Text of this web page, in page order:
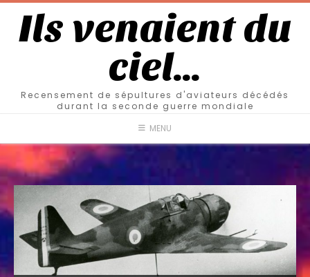
Ils venaient du
ciel…
Recensement de sépultures d'aviateurs décédés
durant la seconde guerre mondiale
MENU